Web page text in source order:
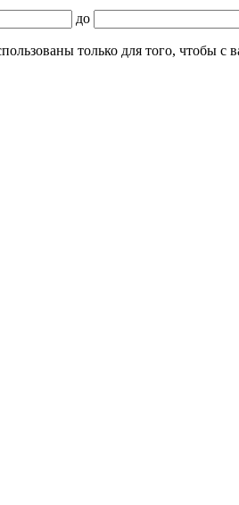
до
только для того, чтобы с